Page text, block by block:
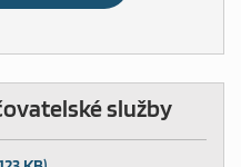
služby